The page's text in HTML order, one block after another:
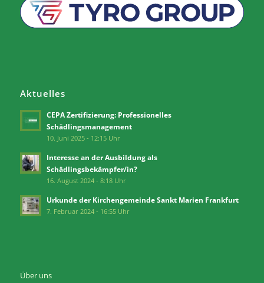
Aktuelles
CEPA Zertifizierung: Professionelles
Schädlingsmanagement
10. Juni 2025 - 12:15 Uhr
Interesse an der Ausbildung als
Schädlingsbekämpfer/in?
16. August 2024 - 8:18 Uhr
Urkunde der Kirchengemeinde Sankt Marien Frankfurt
7. Februar 2024 - 16:55 Uhr
Über uns